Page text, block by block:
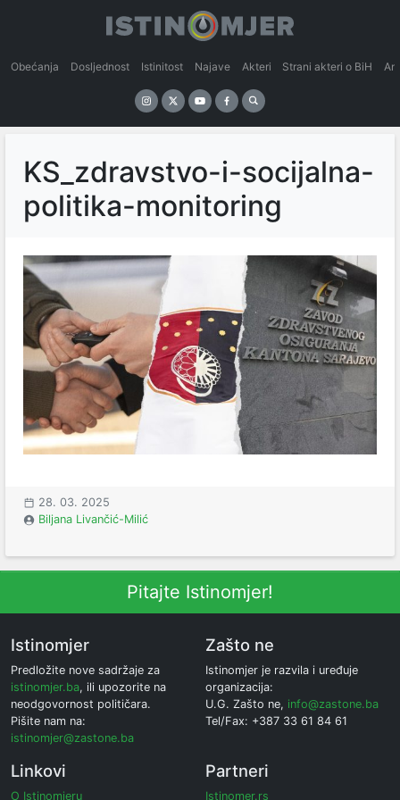
Obećanja Dosljednost Istinitost Najave Akteri Strani akteri o BiH
KS_zdravstvo-i-socijalna-
politika-monitoring
28. 03. 2025
Biljana Livančić-Milić
Pitajte Istinomjer!
Istinomjer
Predložite nove sadržaje za
istinomjer.ba, ili upozorite na
neodgovornost političara.
Pišite nam na:
istinomjer@zastone.ba
Zašto ne
Istinomjer je razvila i uređuje
organizacija:
U.G. Zašto ne, info@zastone.ba
Tel/Fax: +387 33 61 84 61
Linkovi
O Istinomjeru
Partneri
Istinomer.rs